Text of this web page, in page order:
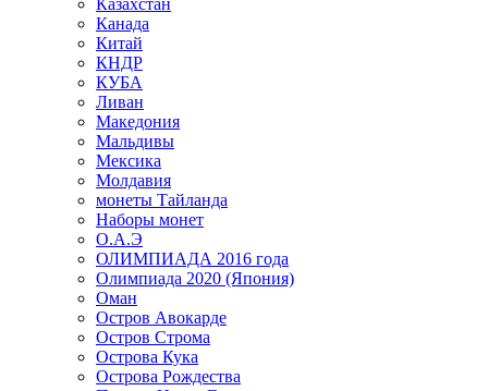
Казахстан
Канада
Китай
КНДР
КУБА
Ливан
Македония
Мальдивы
Мексика
Молдавия
монеты Тайланда
Наборы монет
О.А.Э
ОЛИМПИАДА 2016 года
Олимпиада 2020 (Япония)
Оман
Остров Авокарде
Остров Строма
Острова Кука
Острова Рождества